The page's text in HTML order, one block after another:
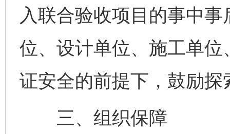
入联合验收项目的事中
位、设计单位、施工单
证安全的前提下，鼓励
三、组织保障